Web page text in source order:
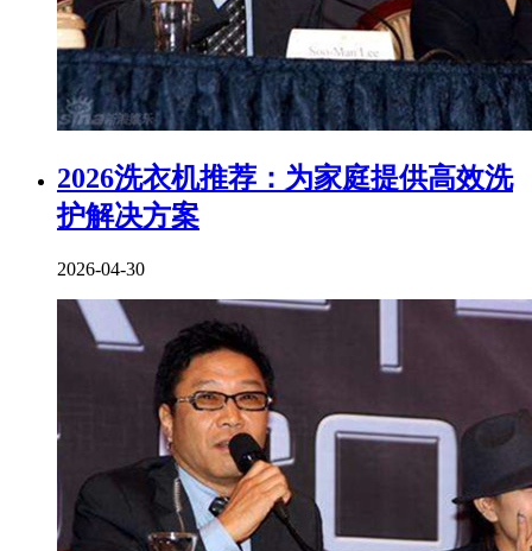
2026洗衣机推荐：为家庭提供高效洗
护解决方案
2026-04-30